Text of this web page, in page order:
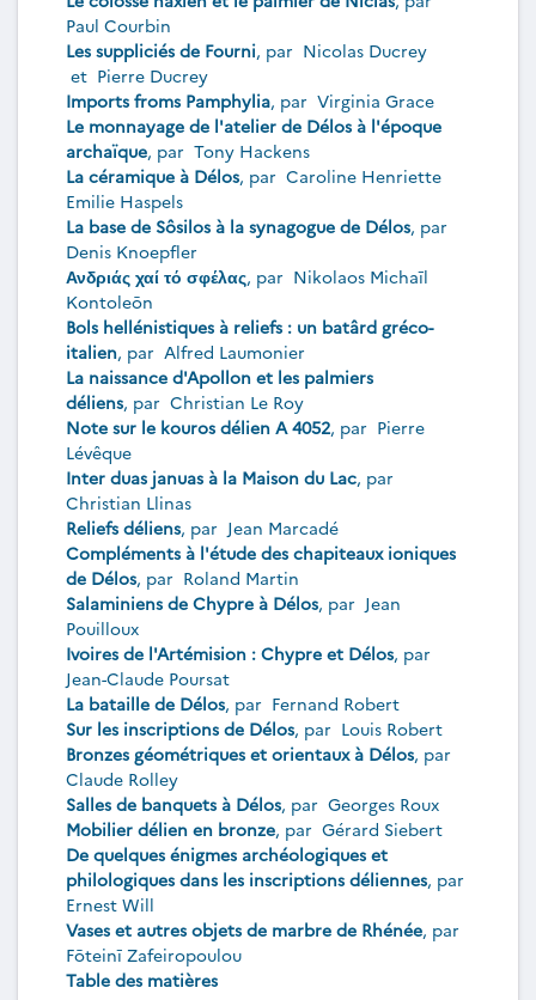
Paul Courbin
Les suppliciés de Fourni, par Nicolas Ducrey
et Pierre Ducrey
Imports froms Pamphylia, par Virginia Grace
Le monnayage de l'atelier de Délos à l'époque
archaïque, par Tony Hackens
La céramique à Délos, par Caroline Henriette
Emilie Haspels
La base de Sôsilos à la synagogue de Délos, par
Denis Knoepfler
Ανδριάς χαί τό σφέλας, par Nikolaos Michaīl
Kontoleōn
Bols hellénistiques à reliefs : un batârd gréco-
italien, par Alfred Laumonier
La naissance d'Apollon et les palmiers
déliens, par Christian Le Roy
Note sur le kouros délien A 4052, par Pierre
Lévêque
Inter duas januas à la Maison du Lac, par
Christian Llinas
Reliefs déliens, par Jean Marcadé
Compléments à l'étude des chapiteaux ioniques
de Délos, par Roland Martin
Salaminiens de Chypre à Délos, par Jean
Pouilloux
Ivoires de l'Artémision : Chypre et Délos, par
Jean-Claude Poursat
La bataille de Délos, par Fernand Robert
Sur les inscriptions de Délos, par Louis Robert
Bronzes géométriques et orientaux à Délos, par
Claude Rolley
Salles de banquets à Délos, par Georges Roux
Mobilier délien en bronze, par Gérard Siebert
De quelques énigmes archéologiques et
philologiques dans les inscriptions déliennes, par
Ernest Will
Vases et autres objets de marbre de Rhénée, par
Fōteinī Zafeiropoulou
Table des matières